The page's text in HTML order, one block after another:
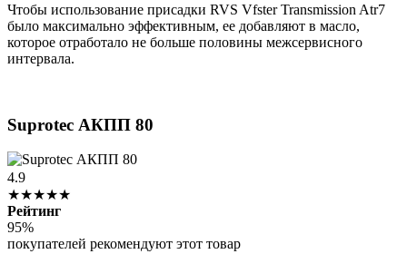
Чтобы использование присадки RVS Vfster Transmission Atr7
было максимально эффективным, ее добавляют в масло,
которое отработало не больше половины межсервисного
интервала.
Suprotec АКПП 80
4.9
★★★★★
Рейтинг
95%
покупателей рекомендуют этот товар